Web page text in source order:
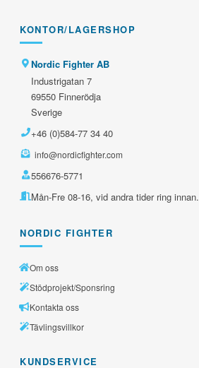
KONTOR/LAGERSHOP
Nordic Fighter AB
Industrigatan 7
69550 Finnerödja
Sverige
+46 (0)584-77 34 40
info@nordicfighter.com
556676-5771
Mån-Fre 08-16, vid andra tider ring innan.
NORDIC FIGHTER
Om oss
Stödprojekt/Sponsring
Kontakta oss
Tävlingsvillkor
KUNDSERVICE